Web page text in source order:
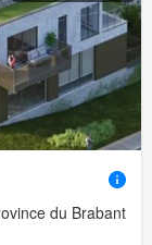
du Brabant